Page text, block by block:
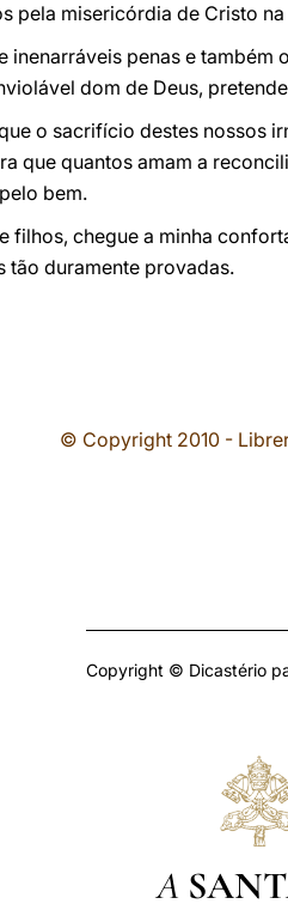
pela misericórdia de Cristo na
inenarráveis penas e
dom de Deus,
o sacrifício destes nossos
que quantos amam a
bem.
filhos, chegue a minha
tão duramente provadas.
© Copyright 2010 -
Copyright © Dicastério
A